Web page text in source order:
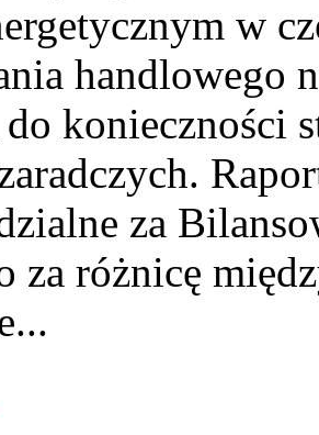
w
handlowego
konieczności
za
za różnicę